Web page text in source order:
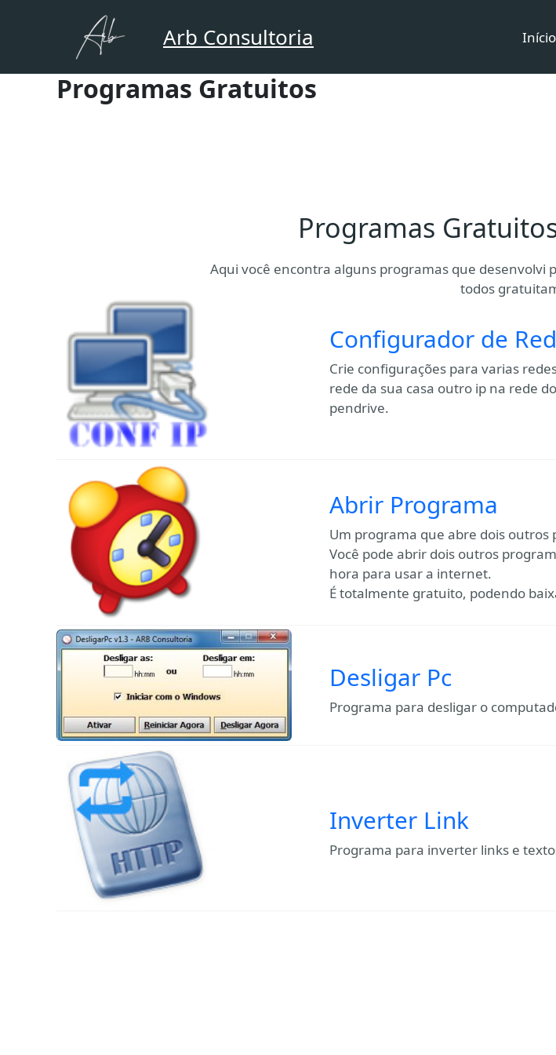
Arb Consultoria Início
Programas Gratuitos
Programas
Aqui você encontra alguns programas que desenvolvi
todos
Configurador de
Crie configurações para varias
rede da sua casa outro ip na rede
pendrive.
Abrir Programa
Um programa que abre dois
Você pode abrir dois outros
hora para usar a internet.
É totalmente gratuito, podendo
Desligar Pc
Programa para desligar o
Inverter Link
Programa para inverter links e